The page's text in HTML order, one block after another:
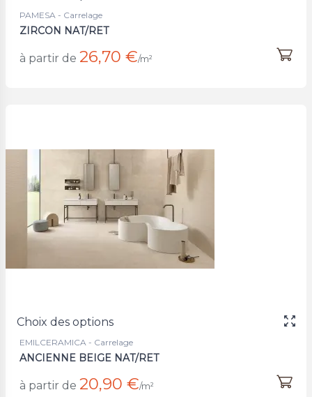
PAMESA - Carrelage
ZIRCON NAT/RET
à partir de 26,70 €/m²
Choix des options
EMILCERAMICA - Carrelage
ANCIENNE BEIGE NAT/RET
à partir de 20,90 €/m²